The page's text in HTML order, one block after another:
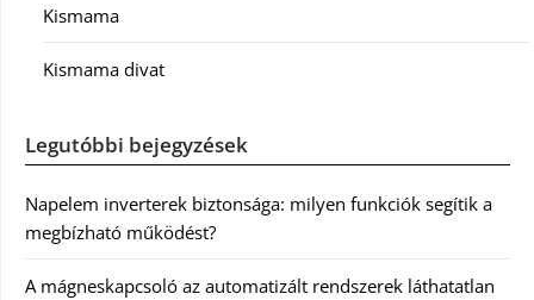
Kismama
Kismama divat
Legutóbbi bejegyzések
Napelem inverterek biztonsága: milyen funkciók segítik a
megbízható működést?
A mágneskapcsoló az automatizált rendszerek láthatatlan